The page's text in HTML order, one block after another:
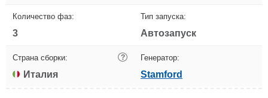
Количество фаз:
3
Тип запуска:
Автозапуск
Страна сборки: ?
Италия
Генератор:
Stamford